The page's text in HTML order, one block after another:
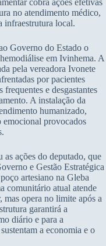
no atendimento médico,
infraestrutura local.
Governo do Estado o
em Ivinhema. A
pela vereadora Ivonete
por pacientes
e desgastantes
A instalação da
humanizado,
provocados
ações do deputado, que
e Gestão Estratégica
artesiano na Gleba
comunitário atual atende
opera no limite após a
garantirá a
diário e para a
a economia e o